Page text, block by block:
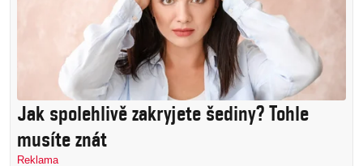
Jak spolehlivě zakryjete šediny? Tohle
musíte znát
Reklama